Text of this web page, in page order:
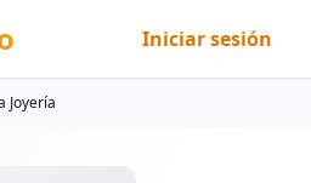
Iniciar sesión
Joyería